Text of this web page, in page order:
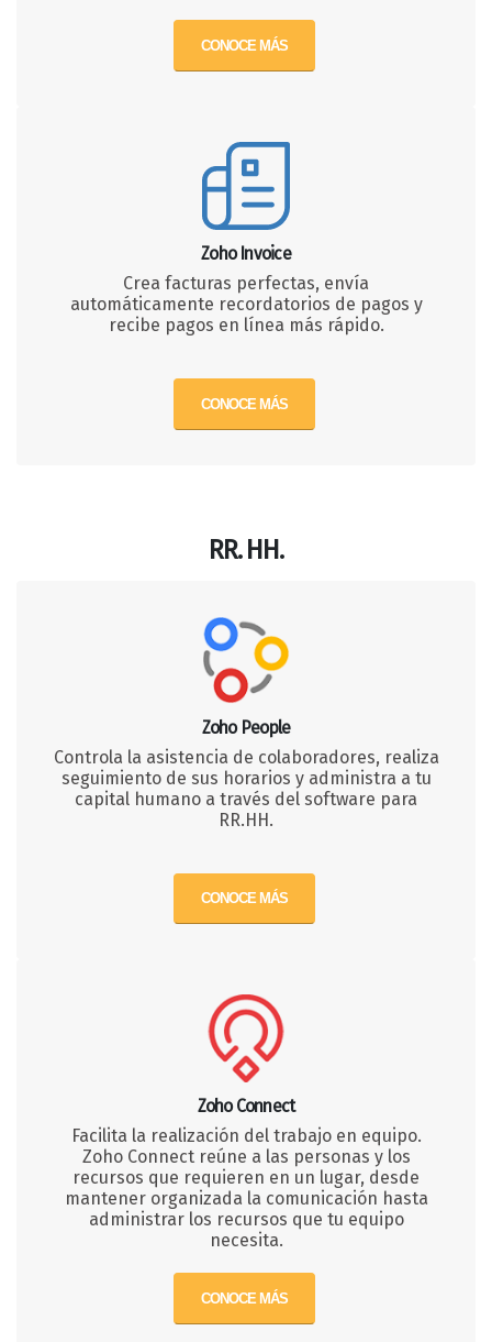
CONOCE MÁS
Zoho Invoice
Crea facturas perfectas, envía
automáticamente recordatorios de pagos y
recibe pagos en línea más rápido.
CONOCE MÁS
RR. HH.
Zoho People
Controla la asistencia de colaboradores, realiza
seguimiento de sus horarios y administra a tu
capital humano a través del software para
RR.HH.
CONOCE MÁS
Zoho Connect
Facilita la realización del trabajo en equipo.
Zoho Connect reúne a las personas y los
recursos que requieren en un lugar, desde
mantener organizada la comunicación hasta
administrar los recursos que tu equipo
necesita.
CONOCE MÁS